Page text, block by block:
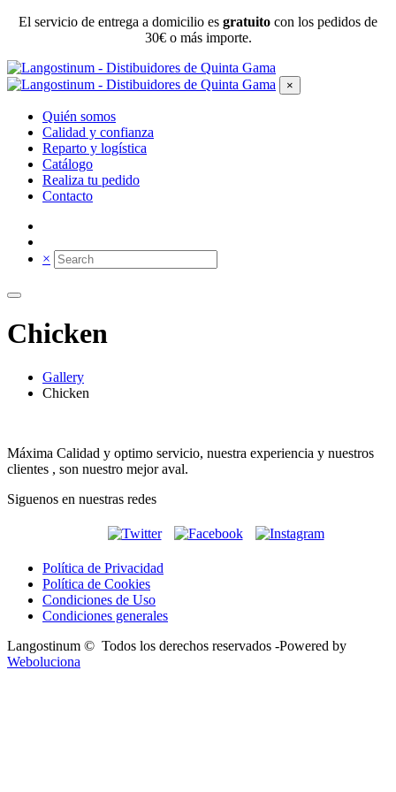
El servicio de entrega a domicilio es gratuito con los pedidos de
30€ o más importe.
×
Quién somos
Calidad y confianza
Reparto y logística
Catálogo
Realiza tu pedido
Contacto
×
Chicken
Gallery
Chicken
Máxima Calidad y optimo servicio, nuestra experiencia y nuestros
clientes , son nuestro mejor aval.
Siguenos en nuestras redes
Política de Privacidad
Política de Cookies
Condiciones de Uso
Condiciones generales
Langostinum © Todos los derechos reservados -Powered by
Weboluciona